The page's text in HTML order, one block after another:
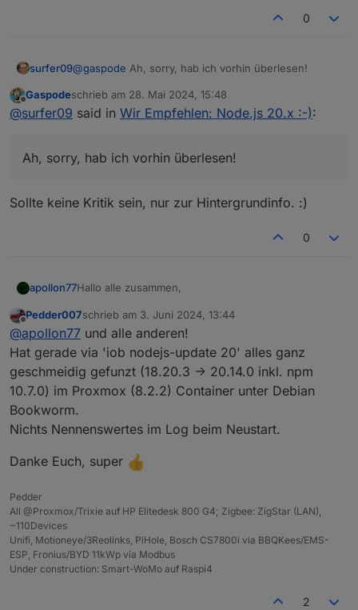
0
surfer09@gaspode Ah, sorry, hab ich vorhin überlesen!
Offline
Gaspodeschrieb am 28. Mai 2024, 15:48
zuletzt editiert von
@surfer09 said in Wir Empfehlen: Node.js 20.x :-):
Ah, sorry, hab ich vorhin überlesen!
Sollte keine Kritik sein, nur zur Hintergrundinfo. :)
0
apollon77Hallo alle zusammen,
mal wieder ist ein Jahr ins Land gegangen und das
bedeutet das es wieder Neuigkeiten gibt was die bei
der Node.js Version angeht.
Node.js 20 wurde letztes Jahr veröffentlicht, seit
Oktober LTS und ist inzwischen unseren
Erfahrungen nach stabil und es sind keine Probleme
bisher bekannt.
Aus diesem Grund wollen wir empfehlen auch Eure
Systeme auf Node.js 20 zu aktualisieren bzw neue
Installationen gleich mit Node.js 20 zu machen.
Es gibt keinen Grund zur Hektik! Node.js 18 ist auch
noch vollkommen ok und stabil, es muss als niemand
Panik bekommen :-) Auch der kommende js-
controller 6 wird weiterhin Node.js 18 unterstützen -
Wir werden in den nächsten Tagen (!) die
einschlägigen Stellen wie Admin, Info-Adapter,
Installer u.ä. anpassen das diese Node.js 20
ebenfalls empfehlen bzw bei Neuinstallationen
automatisch mit installieren. Bezüglich Docker bin ich
https://forum.iobroker.net/topic/64032/update-
nodejs-best-practise-supported-14-16-und-18
Ingo
Offline
Pedder007schrieb am 3. Juni 2024, 13:44
zuletzt editiert von
@apollon77 und alle anderen!
Hat gerade via 'iob nodejs-update 20' alles ganz
geschmeidig gefunzt (18.20.3 -> 20.14.0 inkl. npm
10.7.0) im Proxmox (8.2.2) Container unter Debian
Bookworm.
Nichts Nennenswertes im Log beim Neustart.
Danke Euch, super
Pedder
All @Proxmox/Trixie auf HP Elitedesk 800 G4; Zigbee: ZigStar (LAN),
~110Devices
Unifi, Motioneye/3Reolinks, PiHole, Bosch CS7800i via BBQKees/EMS-
ESP, Fronius/BYD 11kWp via Modbus
Under construction: Smart-WoMo auf Raspi4
2